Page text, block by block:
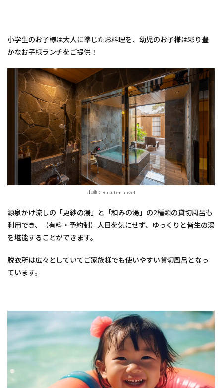
小学生のお子様は大人に準じたお料理を、幼児のお子様は彩り豊
かなお子様ランチをご提供！
出典：RakutenTravel
源泉かけ流しの「更紗の湯」と「和みの湯」の2種類の貸切風呂も
利用でき、（有料・予約制）人目を気にせず、ゆっくりと皆生の湯
を堪能することができます。
脱衣所は広々としていてご家族様でも使いやすい貸切風呂となっ
ています。